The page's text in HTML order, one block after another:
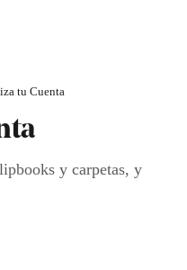
tu Cuenta
y carpetas, y